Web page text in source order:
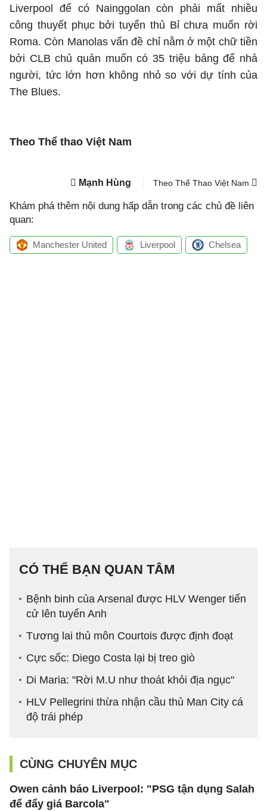
Liverpool để có Nainggolan còn phải mất nhiều
công thuyết phục bởi tuyển thủ Bỉ chưa muốn rời
Roma. Còn Manolas vấn đề chỉ nằm ở một chữ tiền
bởi CLB chủ quản muốn có 35 triệu bảng để nhả
người, tức lớn hơn không nhỏ so với dự tính của
The Blues.
Theo Thể thao Việt Nam
Mạnh Hùng Theo Thể Thao Việt Nam
Khám phá thêm nội dung hấp dẫn trong các chủ đề liên
quan:
Manchester United Liverpool Chelsea
CÓ THỂ BẠN QUAN TÂM
Bệnh binh của Arsenal được HLV Wenger tiến
cử lên tuyển Anh
Tương lai thủ môn Courtois được định đoạt
Cực sốc: Diego Costa lại bị treo giò
Di Maria: "Rời M.U như thoát khỏi địa ngục"
HLV Pellegrini thừa nhận cầu thủ Man City cá
độ trái phép
CÙNG CHUYÊN MỤC
Owen cảnh báo Liverpool: "PSG tận dụng Salah
để đẩy giá Barcola"